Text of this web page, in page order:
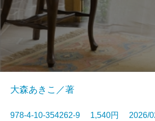
大森あきこ／著
978-4-10-354262-9 1,540円 2026/